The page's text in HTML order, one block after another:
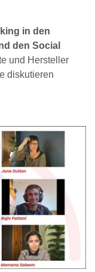
in den
den Social
und Hersteller
diskutieren